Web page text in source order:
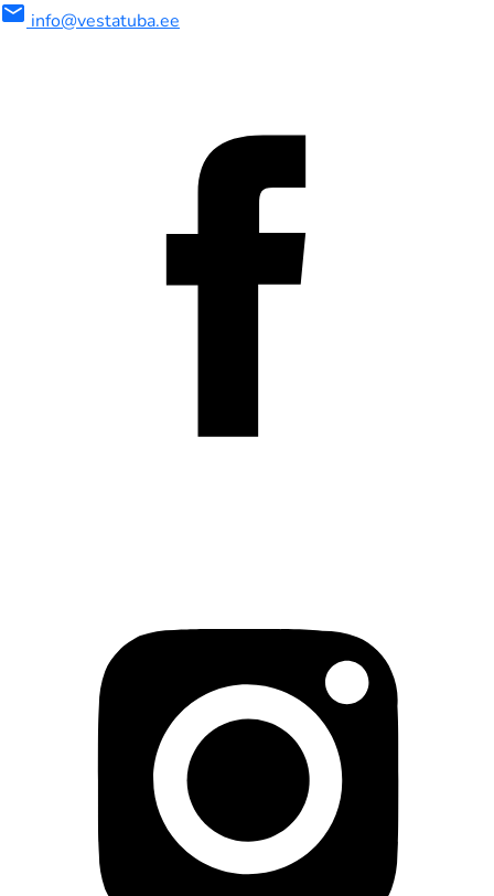
mail info@vestatuba.ee